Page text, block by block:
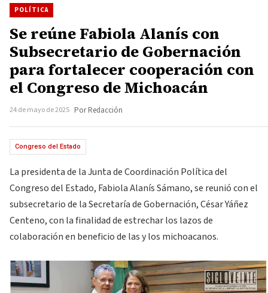
POLÍTICA
Se reúne Fabiola Alanís con
Subsecretario de Gobernación
para fortalecer cooperación con
el Congreso de Michoacán
24 de mayo de 2025 Por Redacción
Congreso del Estado
La presidenta de la Junta de Coordinación Política del
Congreso del Estado, Fabiola Alanís Sámano, se reunió con el
subsecretario de la Secretaría de Gobernación, César Yáñez
Centeno, con la finalidad de estrechar los lazos de
colaboración en beneficio de las y los michoacanos.